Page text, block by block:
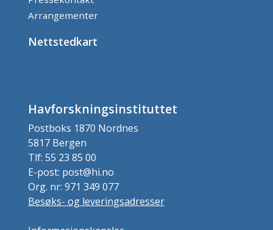
Arrangementer
Nettstedkart
Havforskningsinstituttet
Postboks 1870 Nordnes
5817 Bergen
Tlf: 55 23 85 00
E-post: post@hi.no
Org. nr: 971 349 077
Besøks- og leveringsadresser